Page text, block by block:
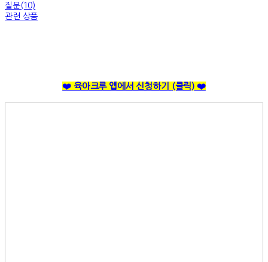
질문(10)
관련 상품
❤️ 육아크루 앱에서 신청하기 (클릭) ❤️